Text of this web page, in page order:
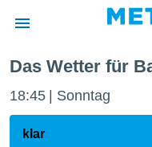
wurde
Das Wetter für
18:45 Sonntag
klar